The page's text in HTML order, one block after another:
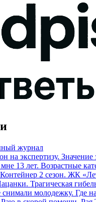
журнал
на экспертизу.
13 лет. Возрастные
2 сезон. ЖК
Трагическая
снимали молодежку. Где